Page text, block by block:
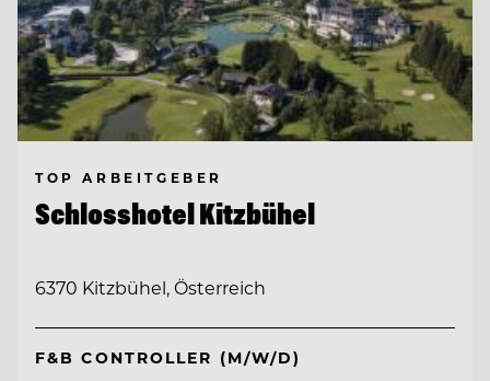
TOP ARBEITGEBER
Schlosshotel Kitzbühel
6370 Kitzbühel, Österreich
F&B CONTROLLER (M/W/D)